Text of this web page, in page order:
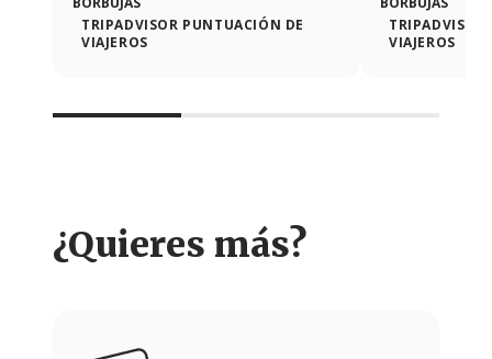
TRIPADVISOR PUNTUACIÓN DE
VIAJEROS
VIAJEROS
¿Quieres más?